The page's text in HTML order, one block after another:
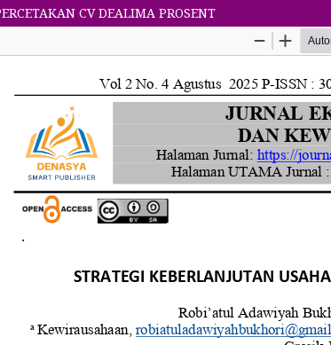
CV DEALIMA PROSENT